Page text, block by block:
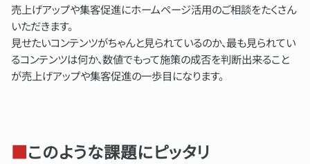
売上げアップや集客促進にホームページ活用のご相談をたくさん
いただきます。
見せたいコンテンツがちゃんと見られているのか、最も見られてい
るコンテンツは何か、数値でもって施策の成否を判断出来ること
が売上げアップや集客促進の一歩目になります。
■このような課題にピッタリ